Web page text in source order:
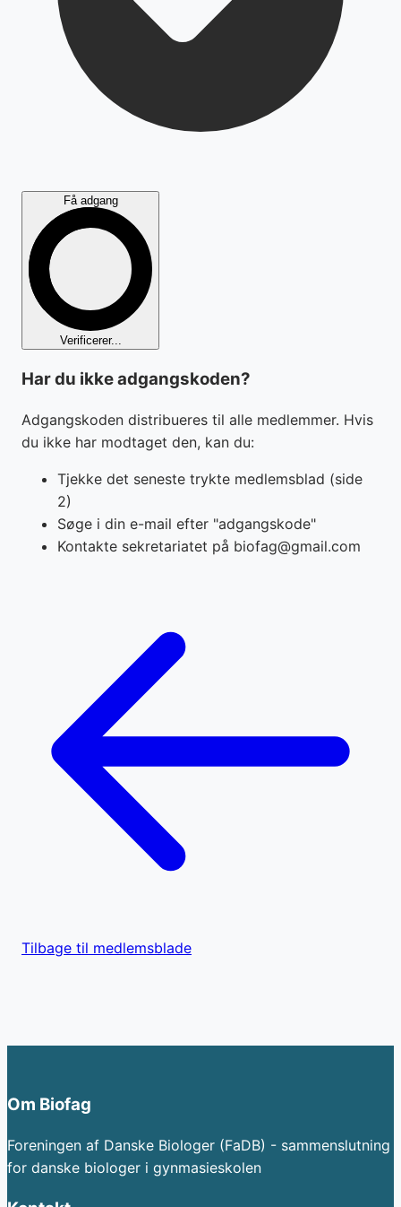
Få adgang
Verificerer...
Har du ikke adgangskoden?
Adgangskoden distribueres til alle medlemmer. Hvis
du ikke har modtaget den, kan du:
Tjekke det seneste trykte medlemsblad (side
2)
Søge i din e-mail efter "adgangskode"
Kontakte sekretariatet på biofag@gmail.com
Tilbage til medlemsblade
Om Biofag
Foreningen af Danske Biologer (FaDB) - sammenslutning
for danske biologer i gynmasieskolen